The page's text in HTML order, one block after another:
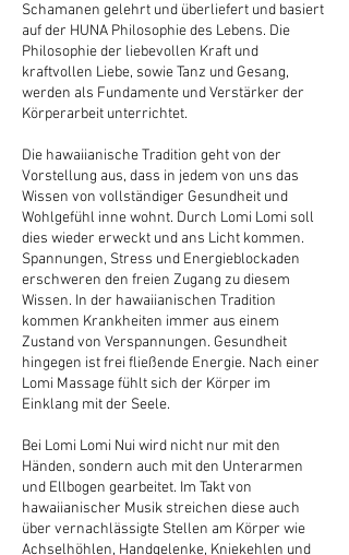
Schamanen gelehrt und überliefert und basiert
auf der HUNA Philosophie des Lebens. Die
Philosophie der liebevollen Kraft und
kraftvollen Liebe, sowie Tanz und Gesang,
werden als Fundamente und Verstärker der
Körperarbeit unterrichtet.
Die hawaiianische Tradition geht von der
Vorstellung aus, dass in jedem von uns das
Wissen von vollständiger Gesundheit und
Wohlgefühl inne wohnt. Durch Lomi Lomi soll
dies wieder erweckt und ans Licht kommen.
Spannungen, Stress und Energieblockaden
erschweren den freien Zugang zu diesem
Wissen. In der hawaiianischen Tradition
kommen Krankheiten immer aus einem
Zustand von Verspannungen. Gesundheit
hingegen ist frei fließende Energie. Nach einer
Lomi Massage fühlt sich der Körper im
Einklang mit der Seele.
Bei Lomi Lomi Nui wird nicht nur mit den
Händen, sondern auch mit den Unterarmen
und Ellbogen gearbeitet. Im Takt von
hawaiianischer Musik streichen diese auch
über vernachlässigte Stellen am Körper wie
Achselhöhlen, Handgelenke, Kniekehlen und